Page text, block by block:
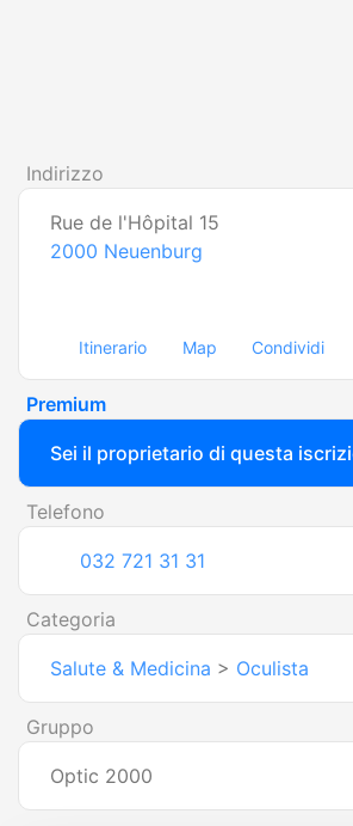
Indirizzo
Rue de l'Hôpital 15
2000 Neuenburg
Itinerario Map Condividi
Premium
Sei il proprietario di questa
Telefono
032 721 31 31
Categoria
Salute & Medicina > Oculista
Gruppo
Optic 2000